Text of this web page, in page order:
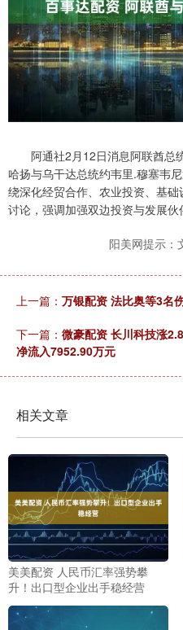
阿通社2月12日消息阿联酋总
哈扬与乌干达总统约韦里.穆塞韦
绕深化经贸合作、农业投资、基
讨论，强调加强双边投资与发展伙
阳美网提示：
上一篇： 万银配资 法比奥等3名
下一篇： 微豪配资 长川科技涨
净流入7952.90万元
相关文章
美美配资 人民币汇率强势攀
升！出口型企业出手稳经营